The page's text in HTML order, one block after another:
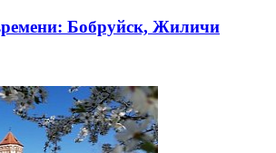
Бобруйск, Жиличи